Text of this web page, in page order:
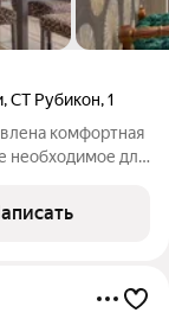
,СТ Рубикон,1
комфортная
необходимое для
этаже